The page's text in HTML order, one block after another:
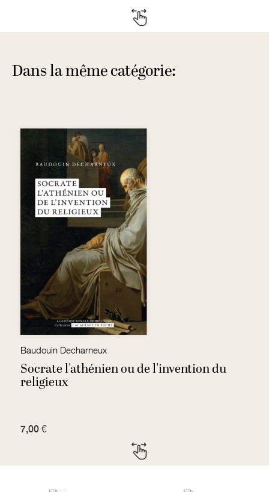
Dans la même catégorie:
Baudouin Decharneux
Socrate l'athénien ou de l'invention du
religieux
7,00 €